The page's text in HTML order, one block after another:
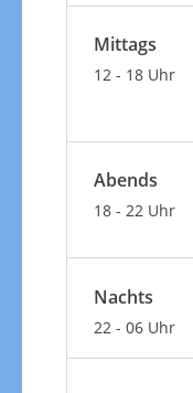
Mittags
12 - 18 Uhr
Abends
18 - 22 Uhr
Nachts
22 - 06 Uhr